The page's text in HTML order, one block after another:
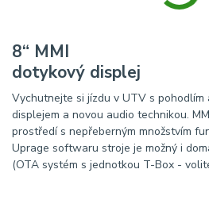
8“ MMI
dotykový displej
Vychutnejte si jízdu v UTV s pohodlím
displejem a novou audio technikou.
prostředí s nepřeberným množstvím
Uprage softwaru stroje je možný i
(OTA systém s jednotkou T-Box -